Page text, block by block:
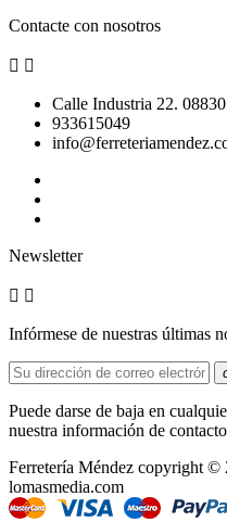
Contacte con nosotros
 
Calle Industria 22.
933615049
Newsletter
 
Infórmese de nuestras últimas
Puede darse de baja en
nuestra información de
Ferretería Méndez copyright ©
lomasmedia.com